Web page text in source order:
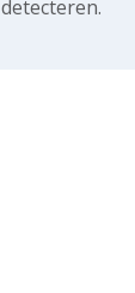
detecteren.